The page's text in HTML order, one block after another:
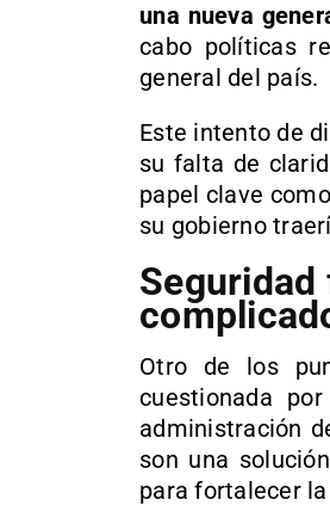
una nueva
cabo políticas
general del país.
Este intento de
su falta de
papel clave
su gobierno
Otro de los
cuestionada
administración
son una
para fortalecer